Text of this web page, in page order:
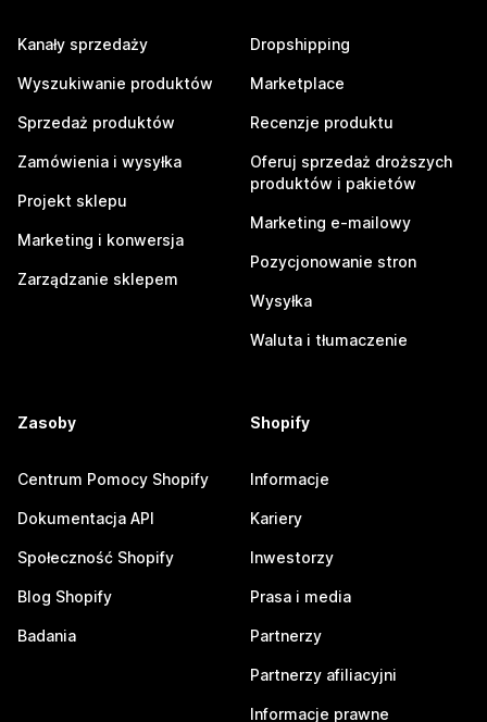
Kanały sprzedaży
Wyszukiwanie produktów
Sprzedaż produktów
Zamówienia i wysyłka
Projekt sklepu
Marketing i konwersja
Zarządzanie sklepem
Dropshipping
Marketplace
Recenzje produktu
Oferuj sprzedaż droższych
produktów i pakietów
Marketing e-mailowy
Pozycjonowanie stron
Wysyłka
Waluta i tłumaczenie
Zasoby
Centrum Pomocy Shopify
Dokumentacja API
Społeczność Shopify
Blog Shopify
Badania
Shopify
Informacje
Kariery
Inwestorzy
Prasa i media
Partnerzy
Partnerzy afiliacyjni
Informacje prawne